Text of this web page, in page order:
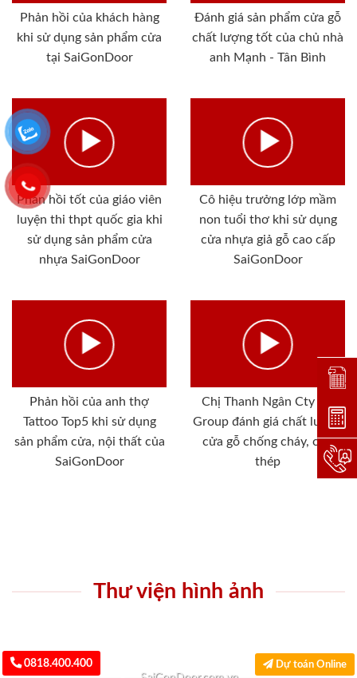
Phản hồi của khách hàng
khi sử dụng sản phẩm cửa
tại SaiGonDoor
Đánh giá sản phẩm cửa gỗ
chất lượng tốt của chủ nhà
anh Mạnh - Tân Bình
Phản hồi tốt của giáo viên
luyện thi thpt quốc gia khi
sử dụng sản phẩm cửa
nhựa SaiGonDoor
Cô hiệu trưởng lớp mầm
non tuổi thơ khi sử dụng
cửa nhựa giả gỗ cao cấp
SaiGonDoor
Phản hồi của anh thợ
Tattoo Top5 khi sử dụng
sản phẩm cửa, nội thất của
SaiGonDoor
Chị Thanh Ngân Cty SG
Group đánh giá chất lượng
cửa gỗ chống cháy, cửa
thép
Thư viện hình ảnh
0818.400.400 Dự toán Online
Đặt
Dự